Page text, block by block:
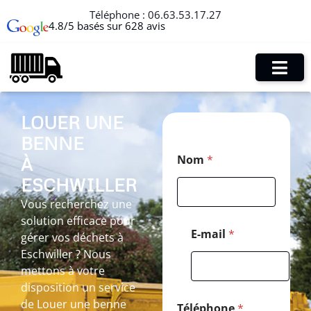
Téléphone : 06.63.53.17.27
4.8/5 basés sur 628 avis
LOUER UNE
BENNE
À
ESCHWILLER
Vous recherchez une
solution efficace pour
gérer vos déchets à
Eschwiller ? Nous
mettons à votre
disposition un service
de Louer une benne
Nom *
E-mail *
s
a
g
e
*
P
o
s
t
a